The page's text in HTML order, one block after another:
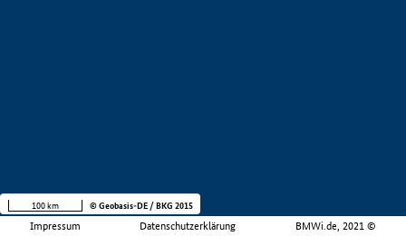
Impressum Datenschutzerklärung BMWi.de, 2021 ©
100 km © Geobasis-DE / BKG 2015